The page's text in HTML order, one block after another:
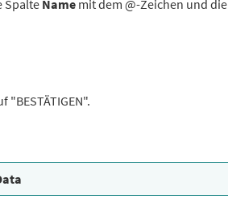
Spalte Namemit dem @-Zeichen und die